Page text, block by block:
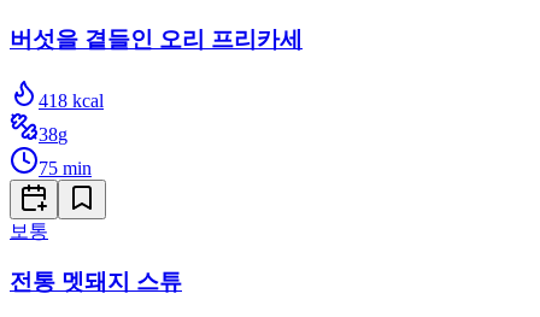
버섯을 곁들인 오리 프리카세
418 kcal
38g
75 min
보통
전통 멧돼지 스튜